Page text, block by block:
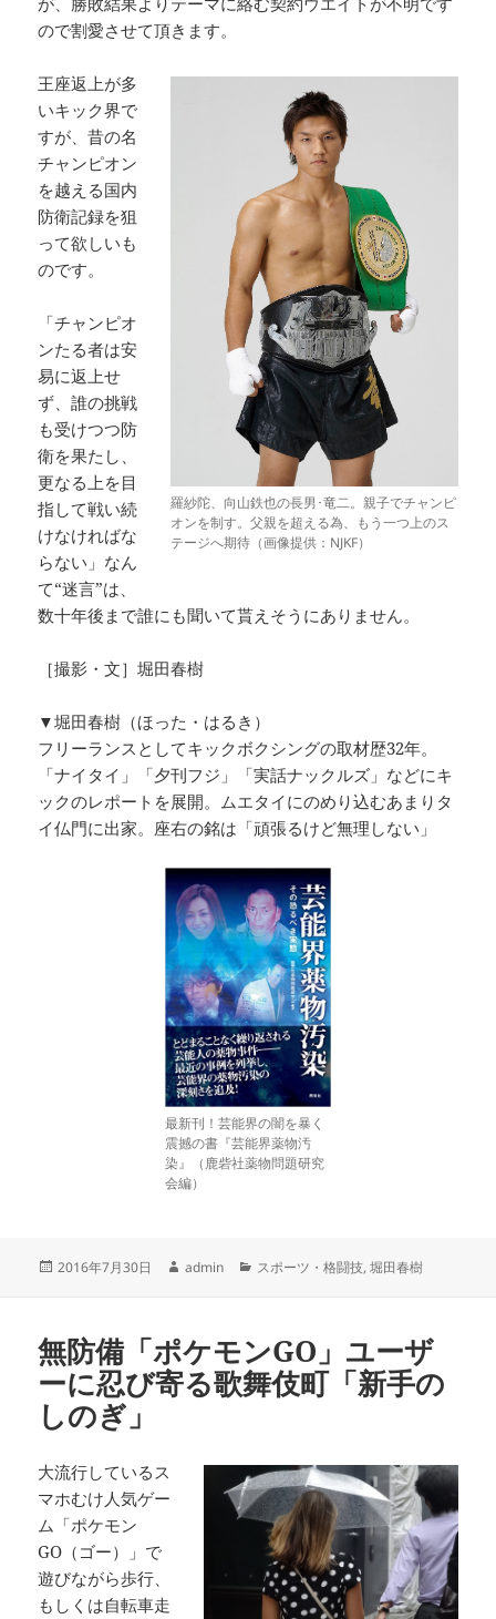
ので割愛させて頂きます。
羅紗陀、向山鉄也の長男･竜二。親子でチャンピ
オンを制す。父親を超える為、もう一つ上のス
テージへ期待（画像提供：NJKF）
王座返上が多
いキック界で
すが、昔の名
チャンピオン
を越える国内
防衛記録を狙
って欲しいも
のです。
「チャンピオ
ンたる者は安
易に返上せ
ず、誰の挑戦
も受けつつ防
衛を果たし、
更なる上を目
指して戦い続
けなければな
らない」なん
て“迷言”は、
数十年後まで誰にも聞いて貰えそうにありません。
［撮影・文］堀田春樹
▼堀田春樹（ほった・はるき）
フリーランスとしてキックボクシングの取材歴32年。
「ナイタイ」「夕刊フジ」「実話ナックルズ」などにキ
ックのレポートを展開。ムエタイにのめり込むあまりタ
イ仏門に出家。座右の銘は「頑張るけど無理しない」
最新刊！芸能界の闇を暴く
震撼の書『芸能界薬物汚
染』（鹿砦社薬物問題研究
会編）
投
2016年7月30日
作
admin
カ
ー
スポーツ・格闘技,堀田春樹
無防備「ポケモンGO」ユーザ
ーに忍び寄る歌舞伎町「新手の
しのぎ」
大流行しているス
マホむけ人気ゲー
ム「ポケモン
GO（ゴー）」で
遊びながら歩行、
もしくは自転車走